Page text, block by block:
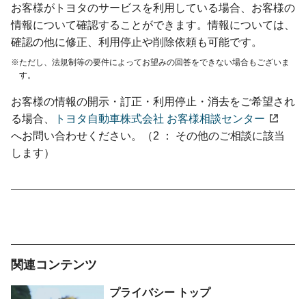
お客様がトヨタのサービスを利用している場合、お客様の
情報について確認することができます。情報については、
確認の他に修正、利用停止や削除依頼も可能です。
ただし、法規制等の要件によってお望みの回答をできない場合もございま
す。
お客様の情報の開示・訂正・利用停止・消去をご希望され
る場合、
トヨタ自動車株式会社 お客様相談センター
へお問い合わせください。（2 ： その他のご相談に該当
します）
関連コンテンツ
プライバシー トップ